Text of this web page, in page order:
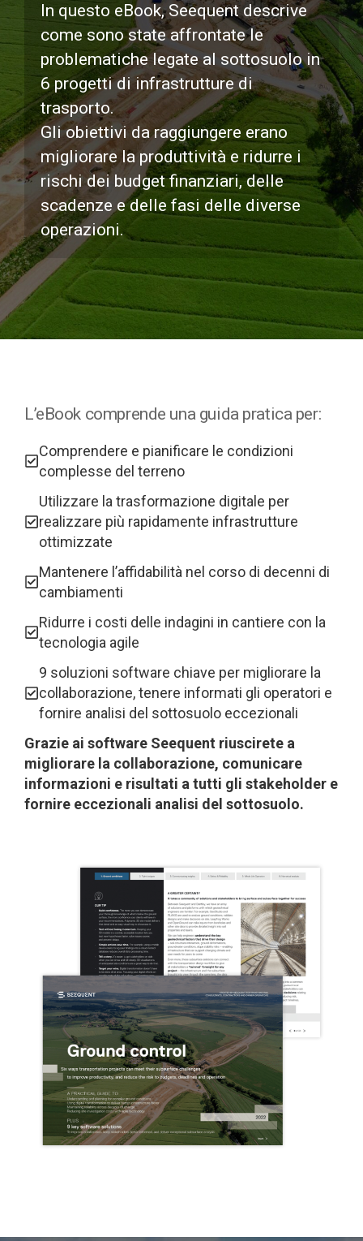
In questo eBook, Seequent descrive
come sono state affrontate le
problematiche legate al sottosuolo in
6 progetti di infrastrutture di
trasporto.
Gli obiettivi da raggiungere erano
migliorare la produttività e ridurre i
rischi dei budget finanziari, delle
scadenze e delle fasi delle diverse
operazioni.
L’eBook comprende una guida pratica per:
Comprendere e pianificare le condizioni
complesse del terreno
Utilizzare la trasformazione digitale per
realizzare più rapidamente infrastrutture
ottimizzate
Mantenere l’affidabilità nel corso di decenni di
cambiamenti
Ridurre i costi delle indagini in cantiere con la
tecnologia agile
9 soluzioni software chiave per migliorare la
collaborazione, tenere informati gli operatori e
fornire analisi del sottosuolo eccezionali
Grazie ai software Seequent riuscirete a
migliorare la collaborazione, comunicare
informazioni e risultati a tutti gli stakeholder e
fornire eccezionali analisi del sottosuolo.